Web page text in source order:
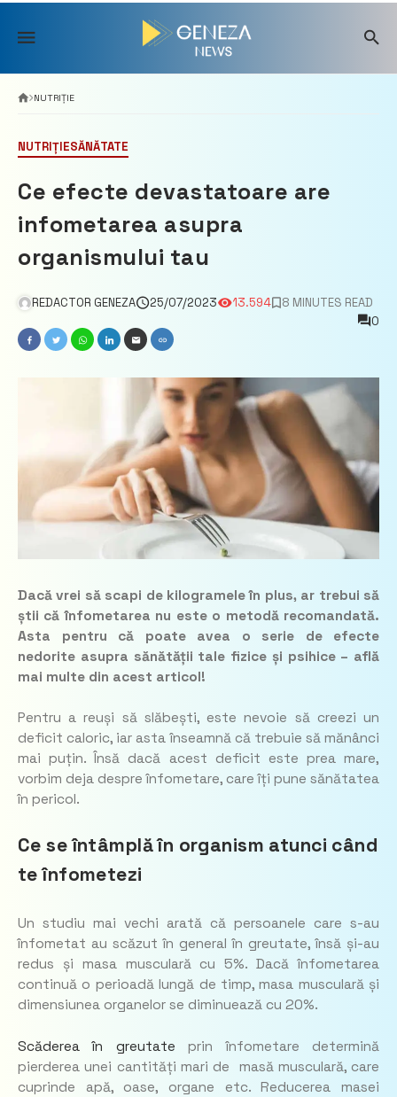
Skip
content
NUTRIȚIE
NUTRIȚIESĂNĂTATE
Ce efecte devastatoare are
infometarea asupra
organismului tau
REDACTOR GENEZA 25/07/2023 13.594
8 MINUTES READ
0
Dacă vrei să scapi de kilogramele în plus, ar trebui să
știi că înfometarea nu este o metodă recomandată.
Asta pentru că poate avea o serie de efecte
nedorite asupra sănătății tale fizice și psihice – află
mai multe din acest articol!
Pentru a reuși să slăbești, este nevoie să creezi un
deficit caloric, iar asta înseamnă că trebuie să mănânci
mai puțin. Însă dacă acest deficit este prea mare,
vorbim deja despre înfometare, care îți pune sănătatea
în pericol.
Ce se întâmplă în organism atunci când
te înfometezi
Un studiu mai vechi arată că persoanele care s-au
înfometat au scăzut în general în greutate, însă și-au
redus și masa musculară cu 5%. Dacă înfometarea
continuă o perioadă lungă de timp, masa musculară și
dimensiunea organelor se diminuează cu 20%.
Scăderea în greutate prin înfometare determină
pierderea unei cantități mari de masă musculară, care
cuprinde apă, oase, organe etc. Reducerea masei